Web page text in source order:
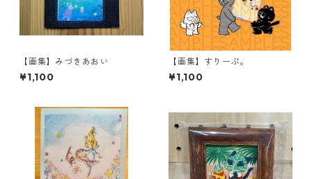
【画集】みづきあおい
¥1,100
【画集】すりーぷ。
¥1,100